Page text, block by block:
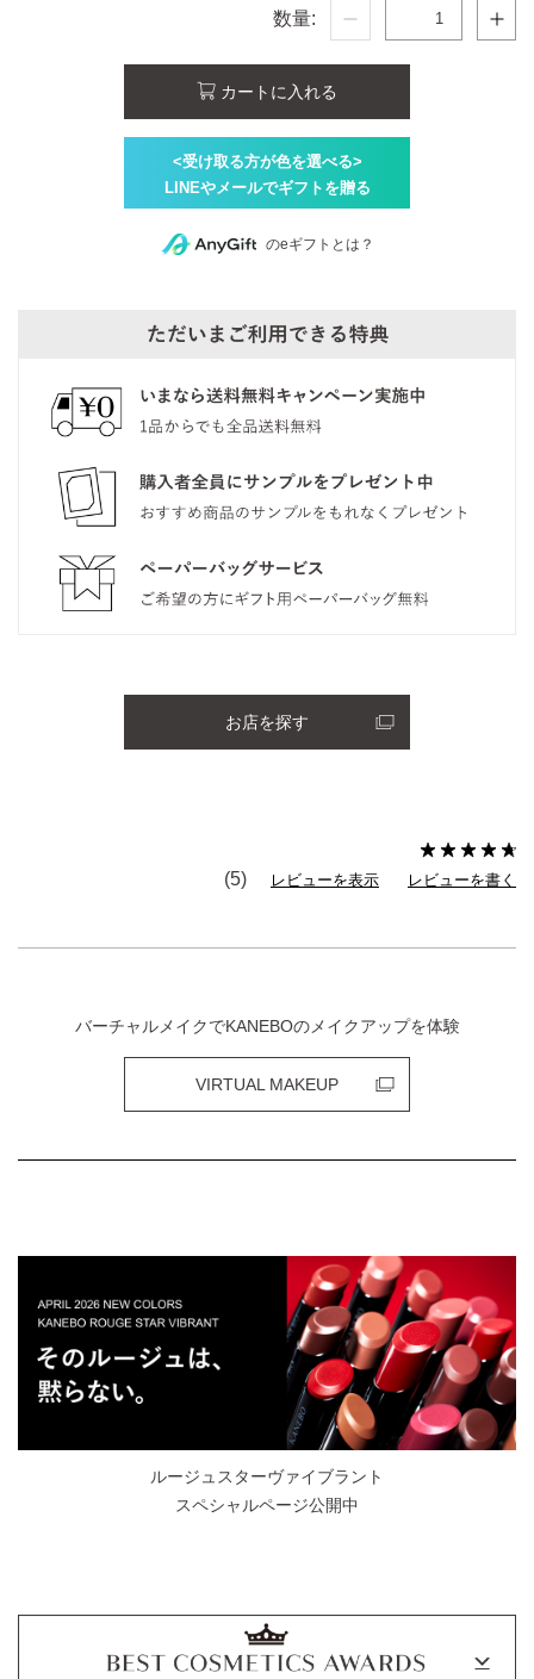
数量:
カートに入れる
のeギフトとは？
お店を探す
(5) レビューを表示 レビューを書く
バーチャルメイクでKANEBOのメイクアップを体験
VIRTUAL MAKEUP
ルージュスターヴァイブラント
スペシャルページ公開中